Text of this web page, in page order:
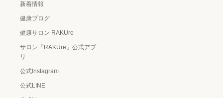
新着情報
健康ブログ
健康サロン RAKUre
サロン『RAKUre』公式アプ
リ
公式Instagram
公式LINE